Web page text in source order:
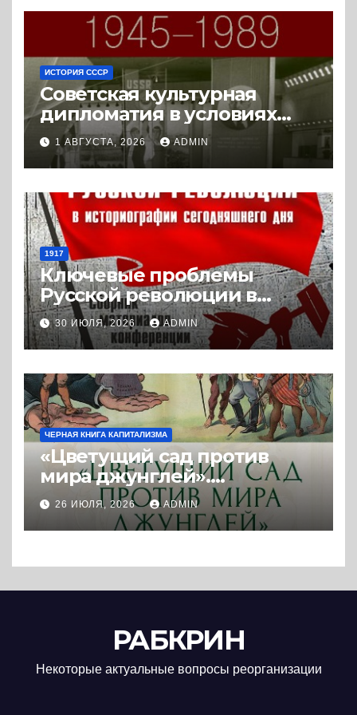
ИСТОРИЯ СССР
Советская культурная
дипломатия в условиях
Холодной войны. 1945-1989.
(2018) * Книга
1 АВГУСТА, 2026 ADMIN
1917
Ключевые проблемы
Русской революции в
историографии
сегодняшнего дня (2024) *
Книга
30 ИЮЛЯ, 2026 ADMIN
ЧЕРНАЯ КНИГА КАПИТАЛИЗМА
«Цветущий сад против
мира джунглей».
Колониальная и
постколониальная
политика западных
26 ИЮЛЯ, 2026 ADMIN
РАБКРИН
Некоторые актуальные вопросы реорганизации